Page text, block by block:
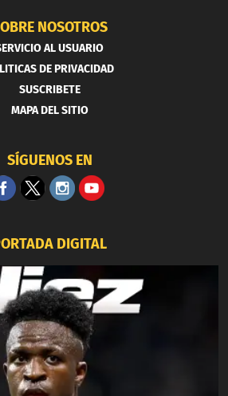
NOSOTROS
AL USUARIO
DE PRIVACIDAD
SUSCRIBETE
MAPA DEL SITIO
SÍGUENOS EN
DIGITAL